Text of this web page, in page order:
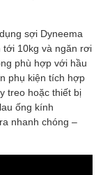
sợi Dyneema
tới 10kg và ngăn rơi
phù hợp với hầu
phụ kiện tích hợp
treo hoặc thiết bị
ống kính
nhanh chóng –